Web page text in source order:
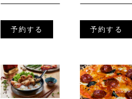
予約する 予約する